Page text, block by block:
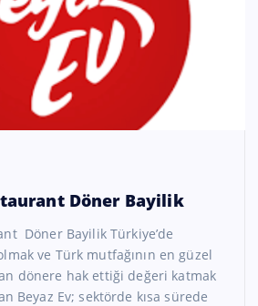
Döner Bayilik
Döner Bayilik Türkiye’de
ve Türk mutfağının en güzel
dönere hak ettiği değeri katmak
Beyaz Ev; sektörde kısa sürede